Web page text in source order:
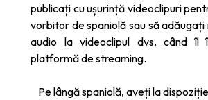
publicați cu ușurință videoclipuri
vorbitor de spaniolă sau să
audio la videoclipul dvs. când îl
platformă de streaming.
Pe lângă spaniolă, aveți la